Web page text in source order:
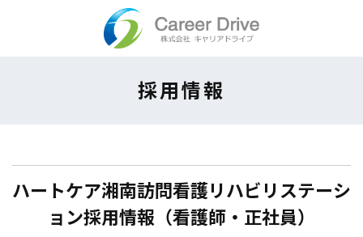
採用情報
ハートケア湘南訪問看護リハビリステーシ
ョン採用情報（看護師・正社員）